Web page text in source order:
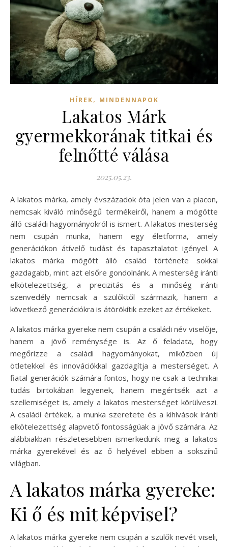
HÍREK, MINDENNAPOK
Lakatos Márk
gyermekkorának titkai és
felnőtté válása
2025.05.23.
A lakatos márka, amely évszázadok óta jelen van a piacon,
nemcsak kiváló minőségű termékeiről, hanem a mögötte
álló családi hagyományokról is ismert. A lakatos mesterség
nem csupán munka, hanem egy életforma, amely
generációkon átívelő tudást és tapasztalatot igényel. A
lakatos márka mögött álló család története sokkal
gazdagabb, mint azt elsőre gondolnánk. A mesterség iránti
elkötelezettség, a precizitás és a minőség iránti
szenvedély nemcsak a szülőktől származik, hanem a
következő generációkra is átörökítik ezeket az értékeket.
A lakatos márka gyereke nem csupán a családi név viselője,
hanem a jövő reménysége is. Az ő feladata, hogy
megőrizze a családi hagyományokat, miközben új
ötletekkel és innovációkkal gazdagítja a mesterséget. A
fiatal generációk számára fontos, hogy ne csak a technikai
tudás birtokában legyenek, hanem megértsék azt a
szellemiséget is, amely a lakatos mesterséget körülveszi.
A családi értékek, a munka szeretete és a kihívások iránti
elkötelezettség alapvető fontosságúak a jövő számára. Az
alábbiakban részletesebben ismerkedünk meg a lakatos
márka gyerekével és az ő helyével ebben a sokszínű
világban.
A lakatos márka gyereke:
Ki ő és mit képvisel?
A lakatos márka gyereke nem csupán a szülők nevét viseli,